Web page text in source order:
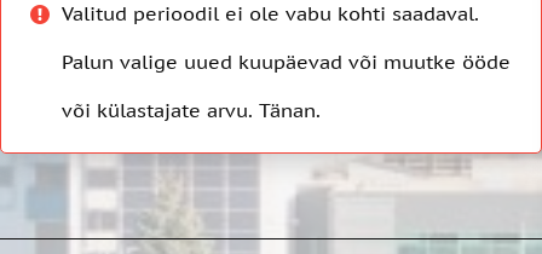
Valitud perioodil ei ole vabu kohti saadaval.
Palun valige uued kuupäevad või muutke ööde
või külastajate arvu. Tänan.